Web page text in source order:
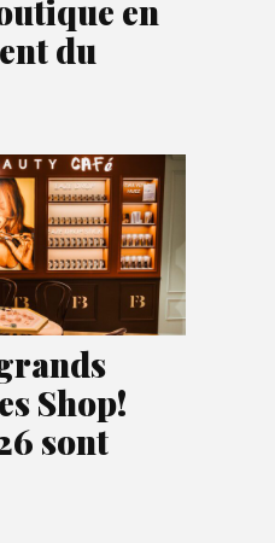
en
du
Shop!
sont